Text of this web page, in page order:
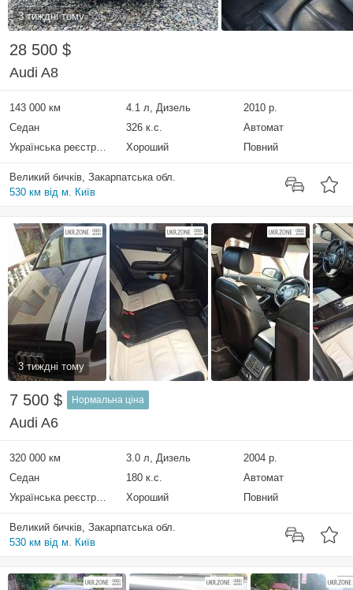
3 тиждні тому
28 500 $
Audi A8
143 000 км 4.1 л, Дизель
2010 р.
Седан
326 к.с.
Автомат
Українська реєстрація
Хороший Повний
Великий бичків, Закарпатська обл.
530 км від м. Київ
3 тиждні тому
7 500 $ Нормальна ціна
Audi A6
320 000 км 3.0 л, Дизель
2004 р.
Седан
180 к.с.
Автомат
Українська реєстрація
Хороший Повний
Великий бичків, Закарпатська обл.
530 км від м. Київ